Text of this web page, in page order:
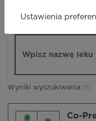
Wyniki wyszukiwania (1)
Co-
Ustawienia